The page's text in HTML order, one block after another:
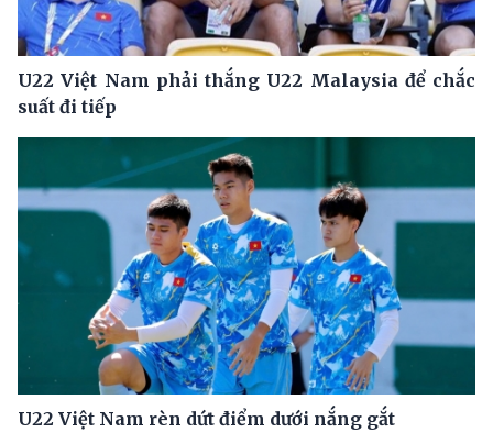
U22 Việt Nam phải thắng U22 Malaysia để chắc
suất đi tiếp
U22 Việt Nam rèn dứt điểm dưới nắng gắt